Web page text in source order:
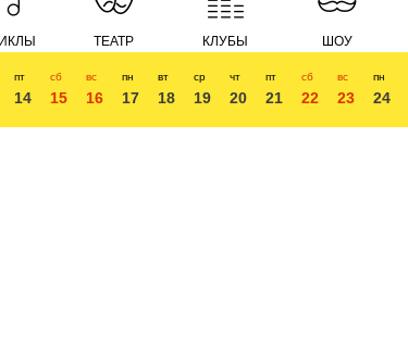
ТЕАТР КЛУБЫ ШОУ
пт
14
сб
15
вс
16
пн
17
вт
18
ср
19
чт
20
пт
21
сб
22
вс
23
пн
24